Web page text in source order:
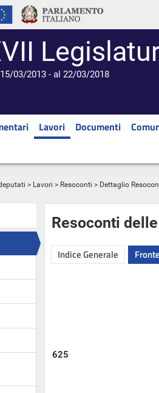
03/2013 - al 22/03/2018
Lavori Documenti
> Lavori > Resoconti > Dettaglio
Resoconti
Indice Generale
625